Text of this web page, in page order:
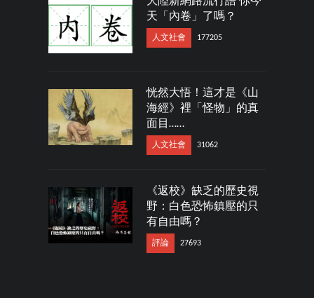
天「內卷」了嗎？
人文社會 177205
恍然大悟！這才是《山
海經》裡「怪物」的真
面目……
人文社會 31062
《返校》缺乏的歷史視
野：白色恐怖鎮壓的只
有自由嗎？
評論 27693